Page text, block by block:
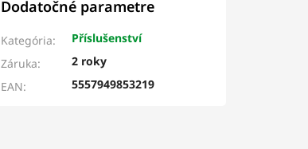
Dodatočné parametre
Kategória:
Příslušenství
Záruka:
2 roky
EAN: 5557949853219